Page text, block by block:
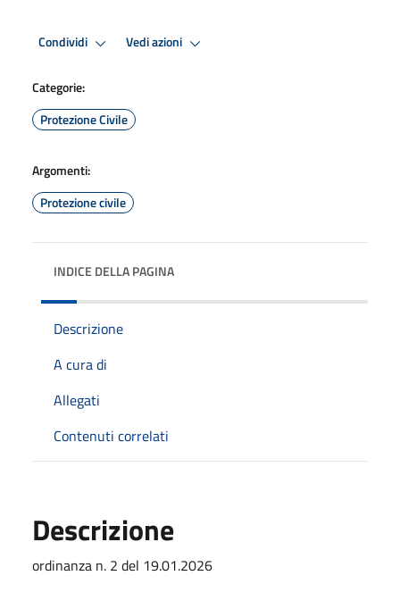
Condividi Vedi azioni
Categorie:
Protezione Civile
Argomenti:
Protezione civile
INDICE DELLA PAGINA
Descrizione
A cura di
Allegati
Contenuti correlati
Descrizione
ordinanza n. 2 del 19.01.2026